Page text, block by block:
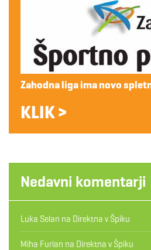
Zahodna liga ima novo
KLIK >
Nedavni komentarji
Luka Selan na Direktna v Špiku
Miha Furlan na Direktna v Špiku